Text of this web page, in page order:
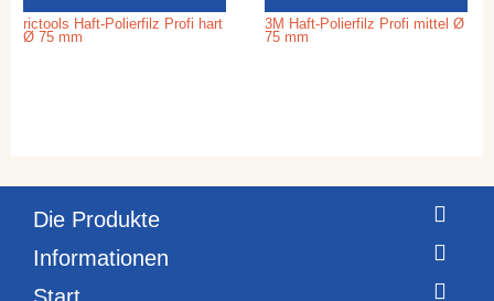
rictools Haft-Polierfilz Profi hart
Ø 75 mm
3M Haft-Polierfilz Profi mittel Ø
75 mm
Die Produkte
Informationen